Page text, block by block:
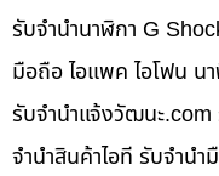
รับจำนำนาฬิกา G
มือถือ ไอแพค ไอโฟน น
รับจํานําแจ้งวัฒนะ
จำนำสินค้าไอที รับจำน